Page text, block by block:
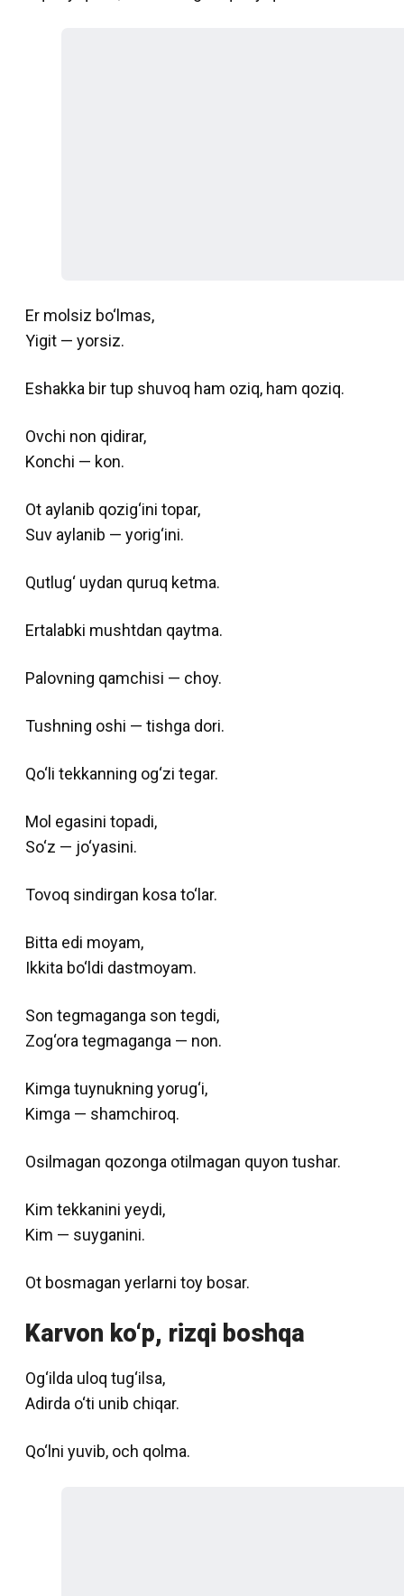
Er molsiz bo‘lmas,
Yigit — yorsiz.
Eshakka bir tup shuvoq ham oziq, ham qoziq.
Ovchi non qidirar,
Konchi — kon.
Ot aylanib qozig‘ini topar,
Suv aylanib — yorig‘ini.
Qutlug‘ uydan quruq ketma.
Ertalabki mushtdan qaytma.
Palovning qamchisi — choy.
Tushning oshi — tishga dori.
Qo‘li tekkanning og‘zi tegar.
Mol egasini topadi,
So‘z — jo‘yasini.
Tovoq sindirgan kosa to‘lar.
Bitta edi moyam,
Ikkita bo‘ldi dastmoyam.
Son tegmaganga son tegdi,
Zog‘ora tegmaganga — non.
Kimga tuynukning yorug‘i,
Kimga — shamchiroq.
Osilmagan qozonga otilmagan quyon tushar.
Kim tekkanini yeydi,
Kim — suyganini.
Ot bosmagan yerlarni toy bosar.
Karvon ko‘p, rizqi boshqa
Og‘ilda uloq tug‘ilsa,
Adirda o‘ti unib chiqar.
Qo‘lni yuvib, och qolma.